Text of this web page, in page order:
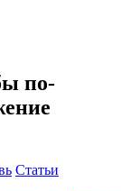
по-
Статьи